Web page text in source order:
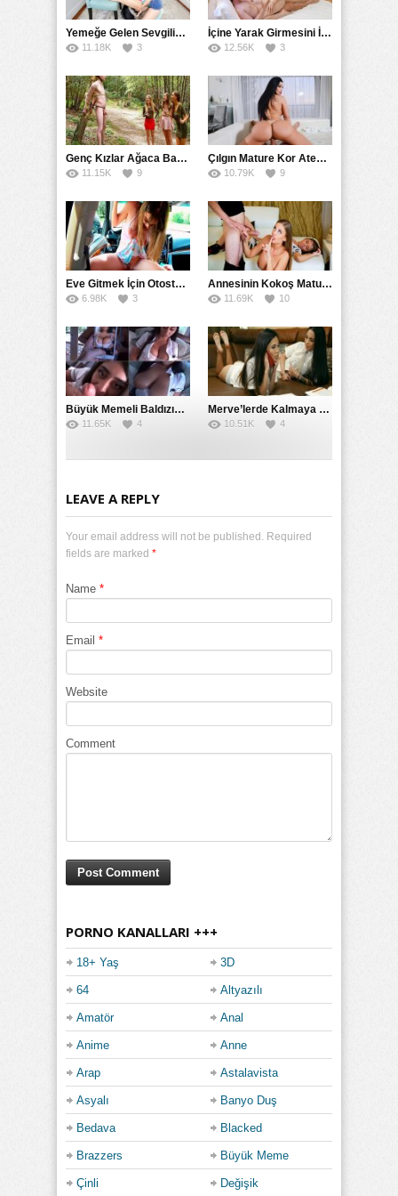
Yemeğe Gelen Sevgilisinin Arkadaşına Yarak Yedirdi
11.18K 3
İçine Yarak Girmesini İsteyince Kuzeninin Penisini Kullandı
12.56K 3
Genç Kızlar Ağaca Bağlayarak Tecavüz Etmek İstediler
11.15K 9
Çılgın Mature Kor Ateşiyle Misafirini Yakıp Eritti
10.79K 9
Eve Gitmek İçin Otostop Çeken Üniversiteli Bedelini Ödedi
6.98K 3
Annesinin Kokoş Mature Arkadaşı Tarafından Saksoya Uğradı
11.69K 10
Büyük Memeli Baldızının Takipçilerinin Çoğalması İçin Yardım Etti
11.65K 4
Merve’lerde Kalmaya Gelen Liseli Kız Fanteziyi Dibine Verdirdi
10.51K 4
LEAVE A REPLY
Your email address will not be published. Required
fields are marked *
Name *
Email *
Website
Comment
PORNO KANALLARI +++
18+ Yaş 3D
64 Altyazılı
Amatör Anal
Anime Anne
Arap Astalavista
Asyalı Banyo Duş
Bedava Blacked
Brazzers Büyük Meme
Çinli Değişik